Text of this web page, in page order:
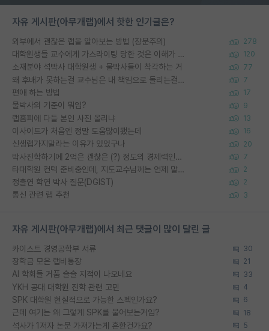
자유 게시판(아무개랩)에서 핫한 인기글은?
외부에서 괜찮은 랩을 알아보는 방법 (장문주의) 278
대학원생들 교수에게 가스라이팅 당한 것은 이해가 갑니다. 안타깝네요. 120
소재분야 석박사 대학원생 + 물박사들이 착각하는 거 77
왜 후배가 못하는걸 교수님은 내 책임으로 돌리는걸까요? 7
편애 하는 방법 17
물박사의 기준이 뭐임? 9
랩홈피에 다들 본인 사진 올리냐 13
이사이트가 처음엔 정말 도움많이됐는데 16
신생랩가지말라는 이유가 있었구나 20
박사진학하기에 2억은 괜찮은 (?) 정도의 경제력인가요 7
타대학원 컨텍 준비중인데, 지도교수님께는 언제 말씀드려야 할까요? 2
정출연 학연 박사 질문(DGIST) 2
통신 관련 랩 추천 3
자유 게시판(아무개랩)에서 최근 댓글이 많이 달린 글
카이스트 경영공학부 서류 30
장학금 모은 랩비통장 21
AI 학회들 거품 슬슬 지적이 나오네요 33
YKH 공대 대학원 진학 관련 고민 4
SPK 대학원 현실적으로 가능한 스펙인가요? 6
근데 여기는 왜 그렇게 SPK를 물어보는거임? 18
석사가 1저자 논문 가져가는게 흔한건가요? 5